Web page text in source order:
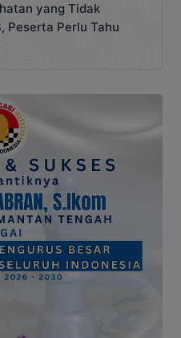
yang Tidak
Peserta Perlu Tahu